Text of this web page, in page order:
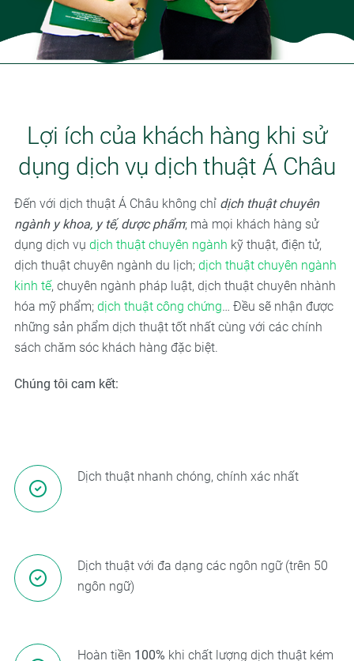
Lợi ích của khách hàng khi sử
dụng dịch vụ dịch thuật Á Châu
Đến với dịch thuật Á Châu không chỉ dịch thuật chuyên
ngành y khoa, y tế, dược phẩm; mà mọi khách hàng sử
dụng dịch vụ dịch thuật chuyên ngành kỹ thuật, điện tử,
dịch thuật chuyên ngành du lịch; dịch thuật chuyên ngành
kinh tế, chuyên ngành pháp luật, dịch thuật chuyên nhành
hóa mỹ phẩm; dịch thuật công chứng… Đều sẽ nhận được
những sản phẩm dịch thuật tốt nhất cùng với các chính
sách chăm sóc khách hàng đặc biệt.
Chúng tôi cam kết:
Dịch thuật nhanh chóng, chính xác nhất
Dịch thuật với đa dạng các ngôn ngữ (trên 50
ngôn ngữ)
Hoàn tiền 100% khi chất lượng dịch thuật kém